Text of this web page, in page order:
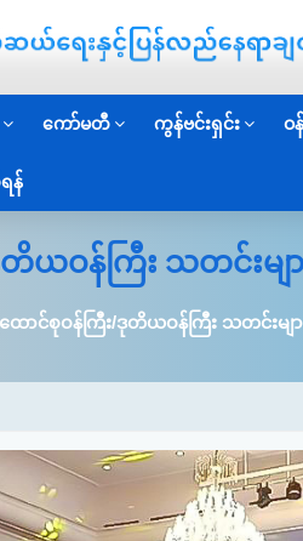
ကော်မတီ ကွန်ဗင်းရှင်း ဝ
န်
ယဝန်ကြီး သတင်းမျာ
ောင်စုဝန်ကြီး/ဒုတိယဝန်ကြီး သတင်းမျာ